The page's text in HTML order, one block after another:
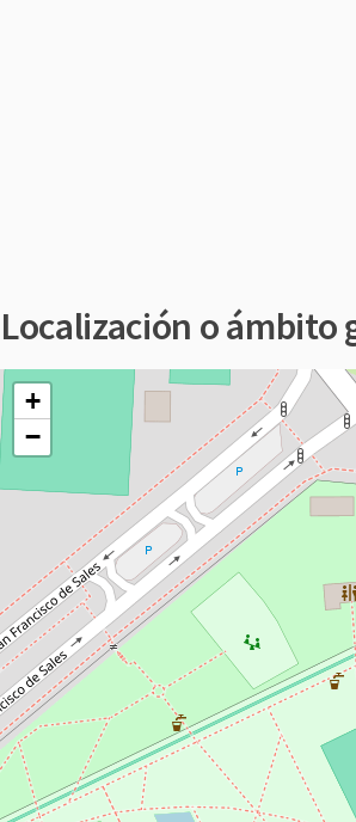
Localización o ámbito
+
−